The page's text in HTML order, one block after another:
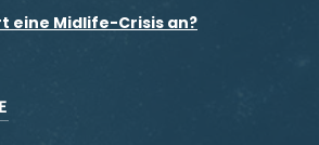
eine Midlife-Crisis an?